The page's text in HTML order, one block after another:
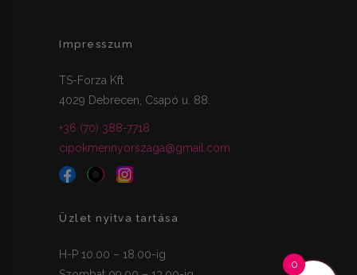
Impresszum
TS-Forza Kft
4029 Debrecen, Csapó u. 88.
+36 (70) 388-7718
cipokmennyorszaga@gmail.com
Üzlet nyitva tartása
H-P 10.00 – 18.00-ig
0